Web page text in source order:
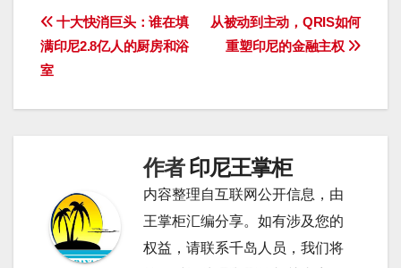
文
章
导
从被动到主动，QRIS如何
重塑印尼的金融主权
十大快消巨头：谁在填
满印尼2.8亿人的厨房和浴
室
作者印尼王掌柜
内容整理自互联网公开信息，由
王掌柜汇编分享。如有涉及您的
权益，请联系千岛人员，我们将